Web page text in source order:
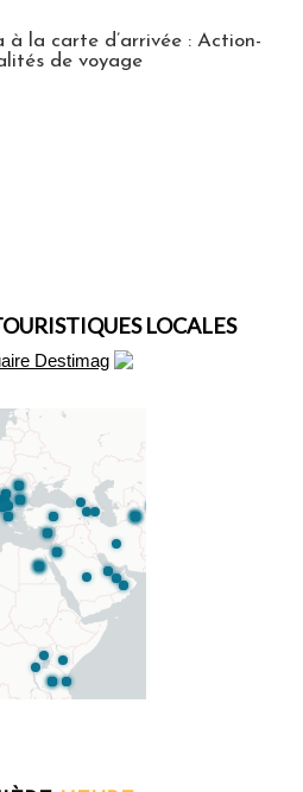
à la carte d’arrivée : Action-
de voyage
LOCALES